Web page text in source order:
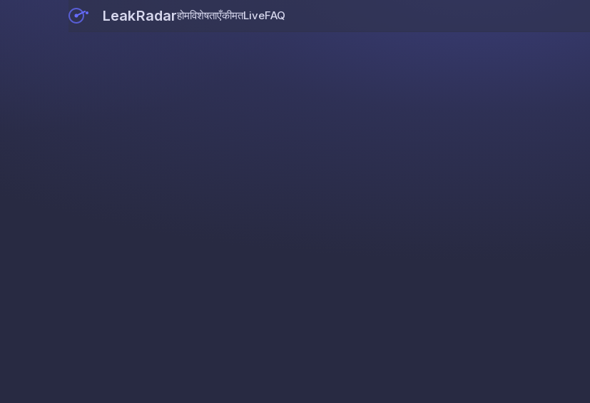
LeakRadarहोमविशेषताएँकीमतLiveFAQ